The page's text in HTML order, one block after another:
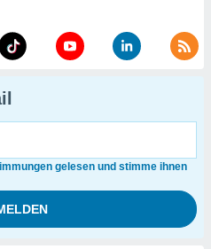
gelesen und stimme ihnen